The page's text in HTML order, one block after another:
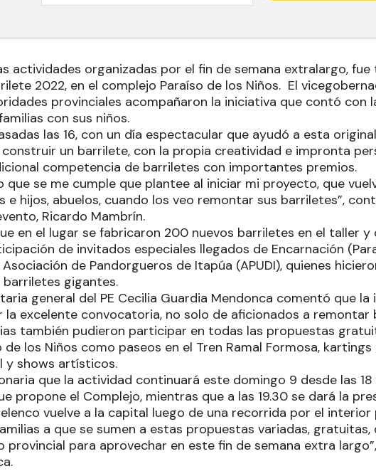
actividades organizadas por el fin de semana extralargo,
2022, en el complejo Paraíso de los Niños. El
provinciales acompañaron la iniciativa que contó con
con sus niños.
las 16, con un día espectacular que ayudó a esta
un barrilete, con la propia creatividad e impronta
competencia de barriletes con importantes premios.
que se me cumple que plantee al iniciar mi proyecto, que
e hijos, abuelos, cuando los veo remontar sus barriletes”,
Ricardo Mambrín.
en el lugar se fabricaron 200 nuevos barriletes en el taller y
de invitados especiales llegados de Encarnación
de Pandorgueros de Itapúa (APUDI), quienes
gigantes.
general del PE Cecilia Guardia Mendonca comentó que la
excelente convocatoria, no solo de aficionados a remontar
también pudieron participar en todas las propuestas
de los Niños como paseos en el Tren Ramal Formosa,
y shows artísticos.
que la actividad continuará este domingo 9 desde las
propone el Complejo, mientras que a las 19.30 se dará la
vuelve a la capital luego de una recorrida por el interior
a que se sumen a estas propuestas variadas, gratuitas,
provincial para aprovechar en este fin de semana extra